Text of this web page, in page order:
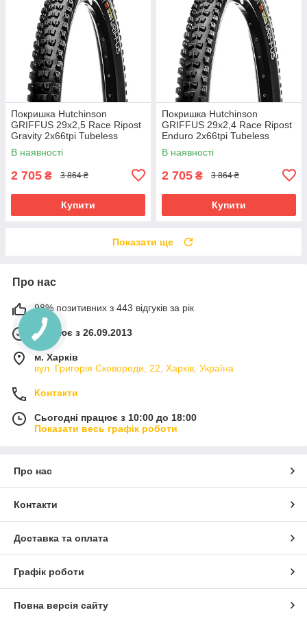
Покришка Hutchinson
GRIFFUS 29х2,5 Race Ripost
Gravity 2x66tpi Tubeless
Ready Складана Black
В наявності
2 705 ₴ 3 864 ₴
Купити
Покришка Hutchinson
GRIFFUS 29х2,4 Race Ripost
Enduro 2x66tpi Tubeless
Ready Складана Black
В наявності
2 705 ₴ 3 864 ₴
Купити
Показати ще
Про нас
98% позитивних з 443 відгуків за рік
Працює з 26.09.2013
м. Харків
вул. Григорія Сковороди, 22, Харків, Україна
Контакти
Сьогодні працює з 10:00 до 18:00
Показати весь графік роботи
Про нас
Контакти
Доставка та оплата
Графік роботи
Повна версія сайту